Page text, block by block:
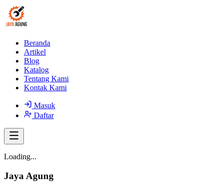
Beranda
Artikel
Blog
Katalog
Tentang Kami
Kontak Kami
Masuk
Daftar
Loading...
Jaya Agung